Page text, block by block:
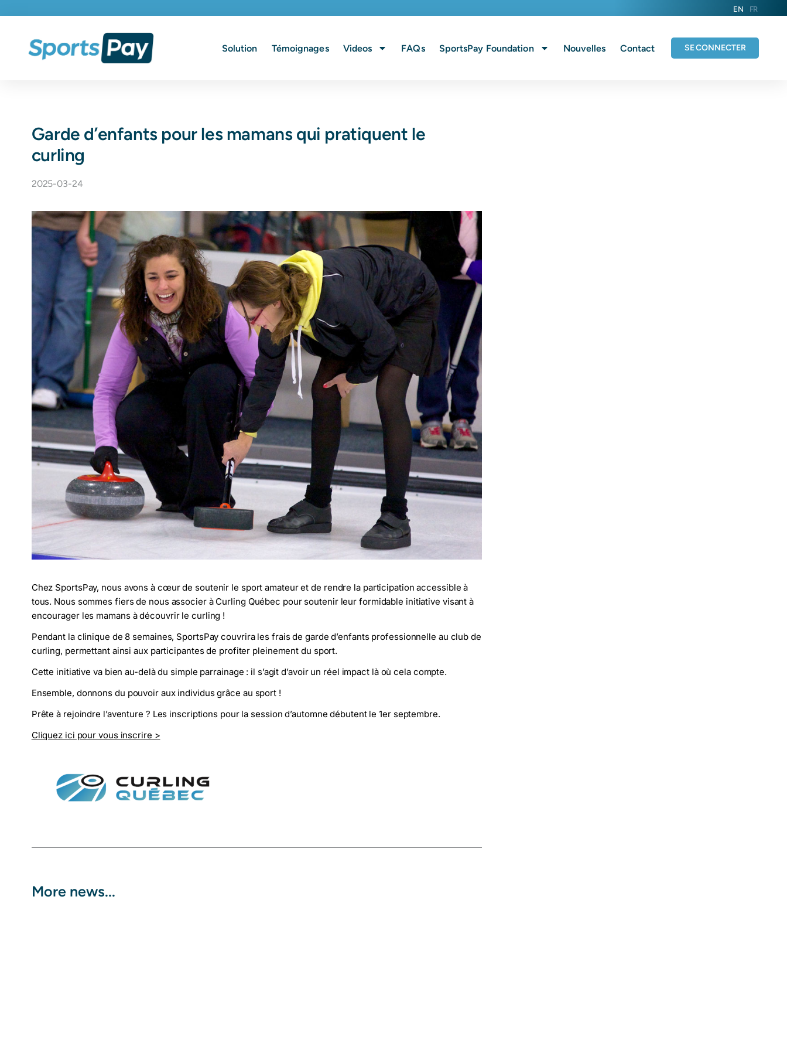
EN FR
Solution Témoignages Videos FAQs SportsPay Foundation Nouvelles Contact SE CONNECTER
Garde d’enfants pour les mamans qui pratiquent le
curling
2025-03-24
Chez SportsPay, nous avons à cœur de soutenir le sport amateur et de rendre la participation accessible à
tous. Nous sommes fiers de nous associer à Curling Québec pour soutenir leur formidable initiative visant à
encourager les mamans à découvrir le curling !
Pendant la clinique de 8 semaines, SportsPay couvrira les frais de garde d’enfants professionnelle au club de
curling, permettant ainsi aux participantes de profiter pleinement du sport.
Cette initiative va bien au-delà du simple parrainage : il s’agit d’avoir un réel impact là où cela compte.
Ensemble, donnons du pouvoir aux individus grâce au sport !
Prête à rejoindre l’aventure ? Les inscriptions pour la session d’automne débutent le 1er septembre.
Cliquez ici pour vous inscrire >
More news...